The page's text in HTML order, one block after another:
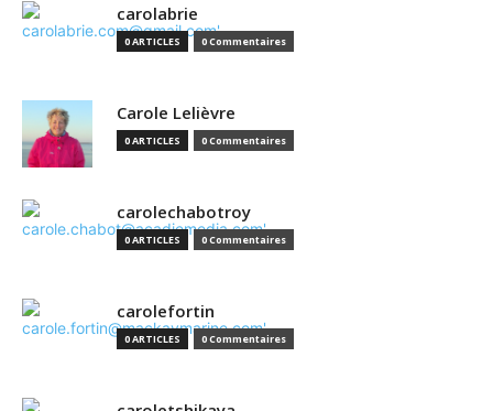
carolabrie
0 ARTICLES 0 Commentaires
Carole Lelièvre
0 ARTICLES 0 Commentaires
carolechabotroy
0 ARTICLES 0 Commentaires
carolefortin
0 ARTICLES 0 Commentaires